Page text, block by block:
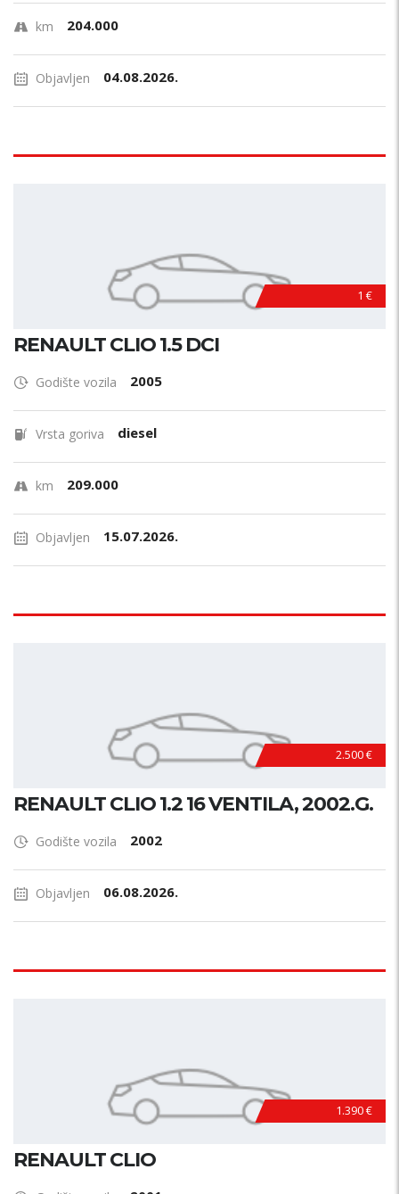
km 204.000
Objavljen 04.08.2026.
1 €
RENAULT CLIO 1.5 DCI
Godište vozila 2005
Vrsta goriva diesel
km 209.000
Objavljen 15.07.2026.
2.500 €
RENAULT CLIO 1.2 16 VENTILA, 2002.G.
Godište vozila 2002
Objavljen 06.08.2026.
1.390 €
RENAULT CLIO